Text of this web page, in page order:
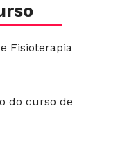
Fisioterapia
do curso de